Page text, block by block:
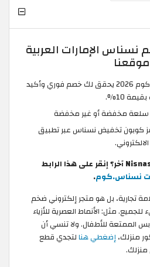
الإمارات العربية
كوبون خصم نسناس كوم 2026 يحقق لك خصم فوري وأكيد
10%.
سلعة مخفضة أو غير مخفضة
كوبون تخفيض نسناس عبر تطبيق
هل تبحث عن كود خصم Nisnass آخر؟ إنقر على هذا الرابط
نسناس.كوم.
تجارية، بل هو متجر إلكتروني ضخم
مثل: الأنماط العصرية للأزياء
الممتعة للأطفال. ولا تنسي أن
منزلك،إضغطي هنالتجدي قطع
منزلك.